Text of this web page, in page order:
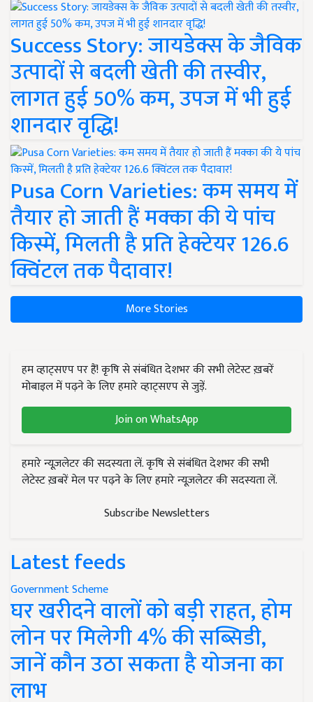
Success Story: जायडेक्स के जैविक
उत्पादों से बदली खेती की तस्वीर,
लागत हुई 50% कम, उपज में भी हुई
शानदार वृद्धि!
Pusa Corn Varieties: कम समय में
तैयार हो जाती हैं मक्का की ये पांच
किस्में, मिलती है प्रति हेक्टेयर 126.6
क्विंटल तक पैदावार!
More Stories
हम व्हाट्सएप पर हैं! कृषि से संबंधित देशभर की सभी लेटेस्ट ख़बरें
मोबाइल में पढ़ने के लिए हमारे व्हाट्सएप से जुड़ें.
Join on WhatsApp
हमारे न्यूज़लेटर की सदस्यता लें. कृषि से संबंधित देशभर की सभी
लेटेस्ट ख़बरें मेल पर पढ़ने के लिए हमारे न्यूज़लेटर की सदस्यता लें.
Subscribe Newsletters
Latest feeds
Government Scheme
घर खरीदने वालों को बड़ी राहत, होम
लोन पर मिलेगी 4% की सब्सिडी,
जानें कौन उठा सकता है योजना का
लाभ